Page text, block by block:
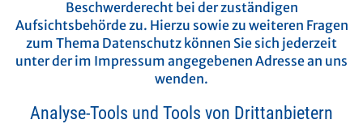
Beschwerderecht bei der zuständigen
Aufsichtsbehörde zu. Hierzu sowie zu weiteren Fragen
zum Thema Datenschutz können Sie sich jederzeit
unter der im Impressum angegebenen Adresse an uns
wenden.
Analyse-Tools und Tools von Dritt­anbietern